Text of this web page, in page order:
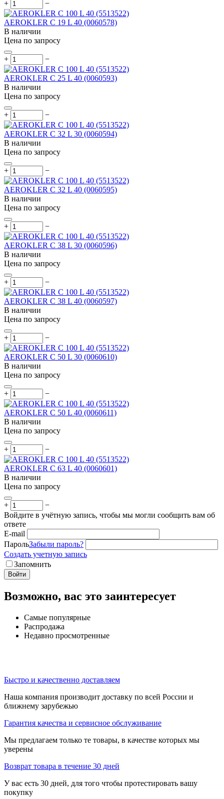
+ −
AEROKLER C 19 L 40 (0060578)
В наличии
Цена по запросу
+ −
AEROKLER C 25 L 40 (0060593)
В наличии
Цена по запросу
+ −
AEROKLER C 32 L 30 (0060594)
В наличии
Цена по запросу
+ −
AEROKLER C 32 L 40 (0060595)
В наличии
Цена по запросу
+ −
AEROKLER C 38 L 30 (0060596)
В наличии
Цена по запросу
+ −
AEROKLER C 38 L 40 (0060597)
В наличии
Цена по запросу
+ −
AEROKLER C 50 L 30 (0060610)
В наличии
Цена по запросу
+ −
AEROKLER C 50 L 40 (0060611)
В наличии
Цена по запросу
+ −
AEROKLER C 63 L 40 (0060601)
В наличии
Цена по запросу
+
−
Войдите в учётную запись, чтобы мы могли сообщить вам об
ответе
E-mail
ПарольЗабыли пароль?
Создать учетную запись
Запомнить
Войти
Возможно, вас это заинтересует
Самые популярные
Распродажа
Недавно просмотренные
Быстро и качественно доставляем
Наша компания производит доставку по всей России и
ближнему зарубежью
Гарантия качества и сервисное обслуживание
Мы предлагаем только те товары, в качестве которых мы
уверены
Возврат товара в течение 30 дней
У вас есть 30 дней, для того чтобы протестировать вашу
покупку